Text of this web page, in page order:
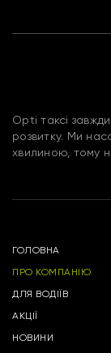
Opti таксі
розвитку. Ми
хвилиною, тому
ГОЛОВНА
ПРО КОМПАНІЮ
ДЛЯ ВОДІЇВ
АКЦІЇ
НОВИНИ